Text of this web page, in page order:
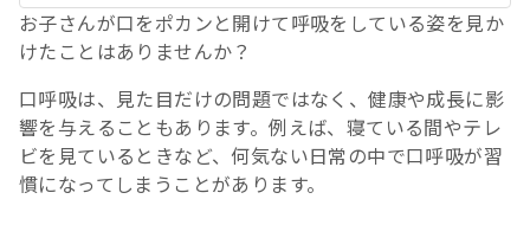
お子さんが口をポカンと開けて呼吸をしている姿を見か
けたことはありませんか？
口呼吸は、見た目だけの問題ではなく、健康や成長に影
響を与えることもあります。例えば、寝ている間やテレ
ビを見ているときなど、何気ない日常の中で口呼吸が習
慣になってしまうことがあります。